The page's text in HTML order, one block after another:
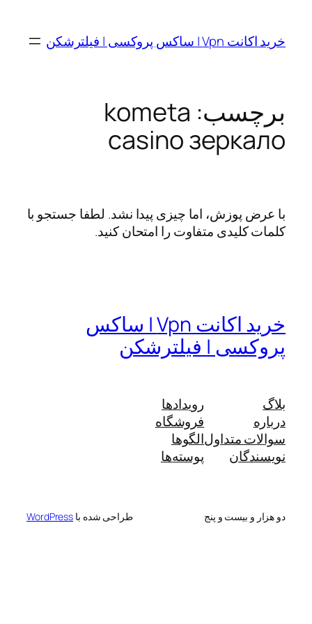
محتواخرید اکانت Vpn | ساکس پروکسی | فیلترشکن
برچسب: kometa
casino зеркало
با عرض پوزش، اما چیزی پیدا نشد. لطفا جستجو با
کلمات کلیدی متفاوت را امتحان کنید.
خرید اکانت Vpn | ساکس
پروکسی | فیلترشکن
بلاگ
درباره
سوالات متداول
نویسندگان
رویدادها
فروشگاه
الگوها
پوسته‌ها
دو هزار و بیست و پنج طراحی شده با WordPress